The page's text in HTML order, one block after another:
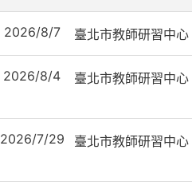
2026/8/7 臺北市教師研習中心
2026/8/4 臺北市教師研習中心
2026/7/29 臺北市教師研習中心